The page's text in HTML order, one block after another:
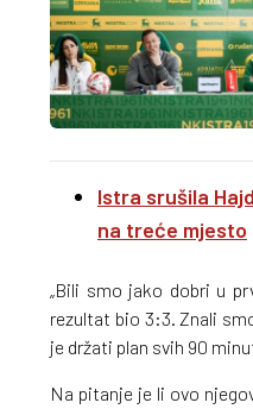
Istra srušila
na treće mjesto
„Bili smo jako dobri u
rezultat bio 3:3. Znali
je držati plan svih 90
Na pitanje je li ovo